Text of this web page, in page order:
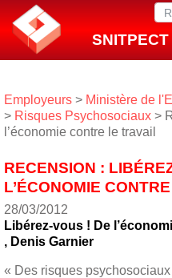
SNITPECT
Employeurs > Ministère de
> Risques Psychosociaux >
l’économie contre le travail
RECENSION :
L’ÉCONOMIE
28/03/2012
Libérez-vous ! De
, Denis Garnier
« Des risques